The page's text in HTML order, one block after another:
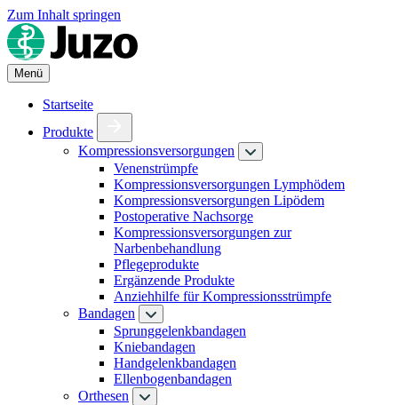
Zum Inhalt springen
Menü
Startseite
Produkte
Kompressionsversorgungen
Venenstrümpfe
Kompressionsversorgungen Lymphödem
Kompressionsversorgungen Lipödem
Postoperative Nachsorge
Kompressionsversorgungen zur
Narbenbehandlung
Pflegeprodukte
Ergänzende Produkte
Anziehhilfe für Kompressionsstrümpfe
Bandagen
Sprunggelenkbandagen
Kniebandagen
Handgelenkbandagen
Ellenbogenbandagen
Orthesen